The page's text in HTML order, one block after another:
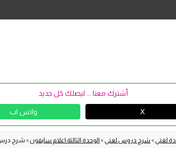
أشترك معنا ... ليصلك كل جديد
X واتس اب
لغتي » شرح دروس لغتي » الوحدة الثالثة اعلام سابقون»شرح درس